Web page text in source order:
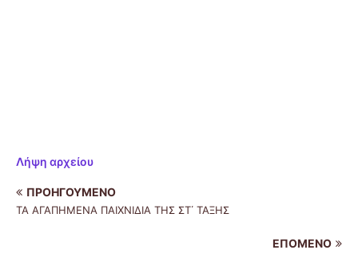
Λήψη αρχείου
ΠΡΟΗΓΟΎΜΕΝΟ
ΤΑ ΑΓΑΠΗΜΕΝΑ ΠΑΙΧΝΙΔΙΑ ΤΗΣ ΣΤ΄ ΤΑΞΗΣ
ΕΠΌΜΕΝΟ